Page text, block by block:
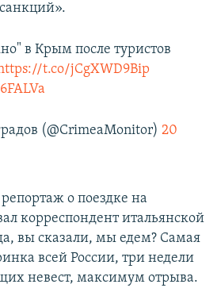
в Крым после туристов
t.co/jCgXWD9Bip
(@CrimeaMonitor) 20
о поездке на
корреспондент итальянской
вы сказали, мы едем? Самая
всей России, три недели
невест, максимум отрыва.